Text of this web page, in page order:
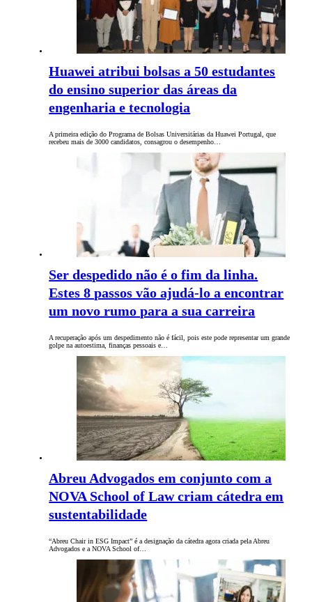
Huawei atribui bolsas a 50 estudantes
do ensino superior das áreas da
engenharia e tecnologia
A primeira edição do Programa de Bolsas Universitárias da Huawei Portugal, que
recebeu mais de 3000 candidatos, consagrou o desempenho…
Ser despedido não é o fim da linha.
Estes 8 passos vão ajudá-lo a encontrar
um novo rumo para a sua carreira
A recuperação após um despedimento não é fácil, pois este pode representar um grande
golpe na autoestima, finanças pessoais e…
Abreu Advogados em conjunto com a
NOVA School of Law criam cátedra em
sustentabilidade
“Abreu Chair in ESG Impact” é a designação da cátedra agora criada pela Abreu
Advogados e a NOVA School of…